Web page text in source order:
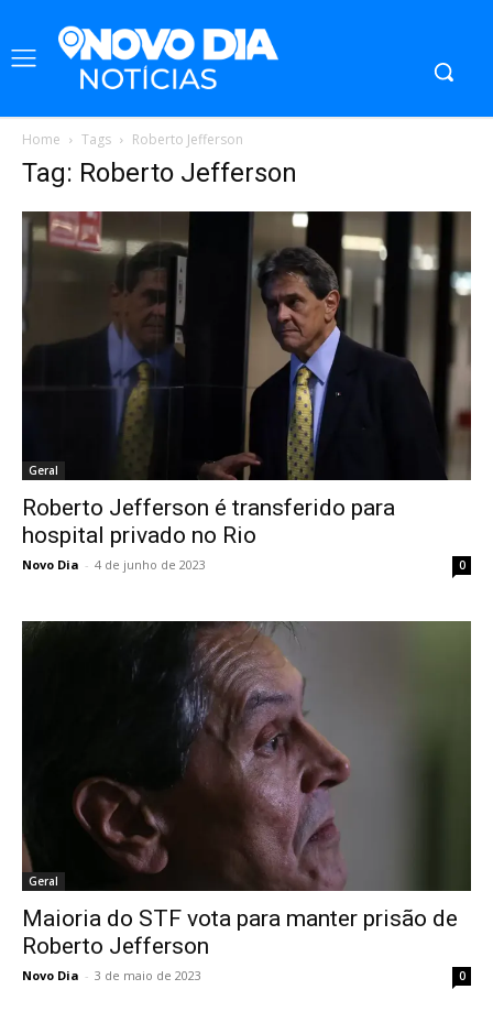
Home Tags Roberto Jefferson
Tag: Roberto Jefferson
Geral
Roberto Jefferson é transferido para
hospital privado no Rio
Novo Dia - 4 de junho de 2023 0
Geral
Maioria do STF vota para manter prisão de
Roberto Jefferson
Novo Dia - 3 de maio de 2023 0